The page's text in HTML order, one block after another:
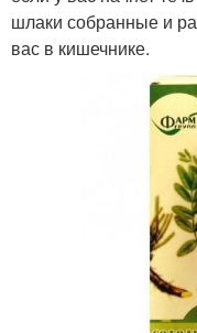
шлаки собранные и
вас в кишечнике.